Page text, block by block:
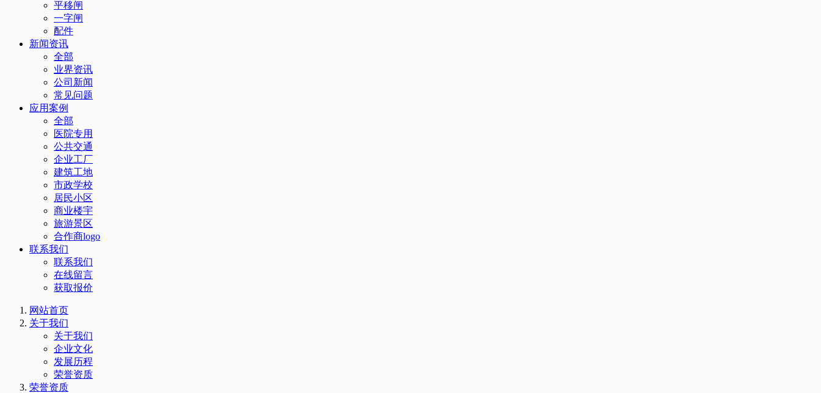
平移闸
一字闸
配件
新闻资讯
全部
业界资讯
公司新闻
常见问题
应用案例
全部
医院专用
公共交通
企业工厂
建筑工地
市政学校
居民小区
商业楼宇
旅游景区
合作商logo
联系我们
联系我们
在线留言
获取报价
网站首页
关于我们
关于我们
企业文化
发展历程
荣誉资质
荣誉资质